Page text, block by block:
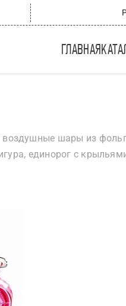
главная
воздушные шары из
единорог с